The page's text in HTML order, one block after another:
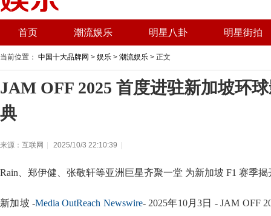
首页 潮流娱乐 明星八卦 明星街拍
当前位置： 中国十大品牌网 > 娱乐 > 潮流娱乐 > 正文
JAM OFF 2025 首度进驻新加坡环
典
来源：互联网 2025/10/3 22:10:39
Rain、郑伊健、张敬轩等亚洲巨星齐聚一堂 为新加坡 F1 赛季
新加坡 -Media OutReach Newswire- 2025年10月3日 - JAM OFF